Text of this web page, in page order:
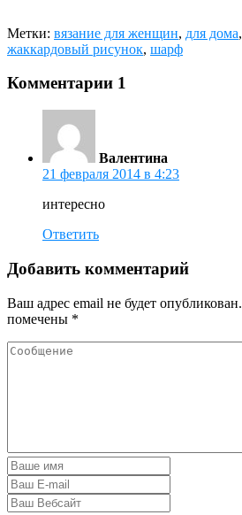
Метки: вязание для женщин, для дома,
жаккардовый рисунок, шарф
Комментарии 1
Валентина
21 февраля 2014 в 4:23
интересно
Ответить
Добавить комментарий
Ваш адрес email не будет опубликован.
помечены *